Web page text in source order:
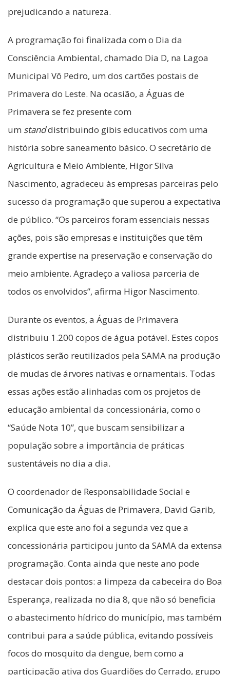
prejudicando a natureza.
A programação foi finalizada com o Dia da
Consciência Ambiental, chamado Dia D, na Lagoa
Municipal Vô Pedro, um dos cartões postais de
Primavera do Leste. Na ocasião, a Águas de
Primavera se fez presente com
um standdistribuindo gibis educativos com uma
história sobre saneamento básico. O secretário de
Agricultura e Meio Ambiente, Higor Silva
Nascimento, agradeceu às empresas parceiras pelo
sucesso da programação que superou a expectativa
de público. “Os parceiros foram essenciais nessas
ações, pois são empresas e instituições que têm
grande expertise na preservação e conservação do
meio ambiente. Agradeço a valiosa parceria de
todos os envolvidos”, afirma Higor Nascimento.
Durante os eventos, a Águas de Primavera
distribuiu 1.200 copos de água potável. Estes copos
plásticos serão reutilizados pela SAMA na produção
de mudas de árvores nativas e ornamentais. Todas
essas ações estão alinhadas com os projetos de
educação ambiental da concessionária, como o
“Saúde Nota 10”, que buscam sensibilizar a
população sobre a importância de práticas
sustentáveis no dia a dia.
O coordenador de Responsabilidade Social e
Comunicação da Águas de Primavera, David Garib,
explica que este ano foi a segunda vez que a
concessionária participou junto da SAMA da extensa
programação. Conta ainda que neste ano pode
destacar dois pontos: a limpeza da cabeceira do Boa
Esperança, realizada no dia 8, que não só beneficia
o abastecimento hídrico do município, mas também
contribui para a saúde pública, evitando possíveis
focos do mosquito da dengue, bem como a
participação ativa dos Guardiões do Cerrado, grupo